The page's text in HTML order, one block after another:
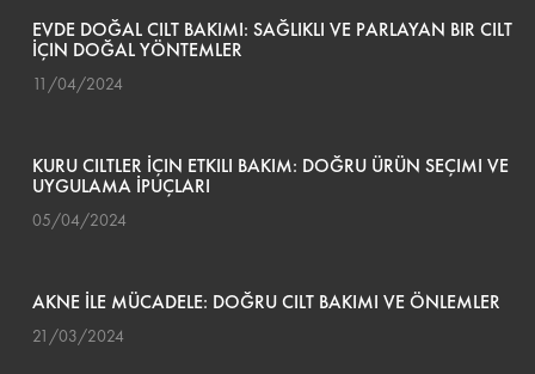
EVDE DOĞAL CILT BAKIMI: SAĞLIKLI VE PARLAYAN BIR CILT
İÇIN DOĞAL YÖNTEMLER
11/04/2024
KURU CILTLER İÇIN ETKILI BAKIM: DOĞRU ÜRÜN SEÇIMI VE
UYGULAMA İPUÇLARI
05/04/2024
AKNE İLE MÜCADELE: DOĞRU CILT BAKIMI VE ÖNLEMLER
21/03/2024